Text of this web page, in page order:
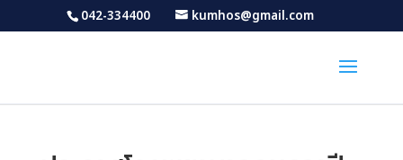
042-334400 kumhos@gmail.com